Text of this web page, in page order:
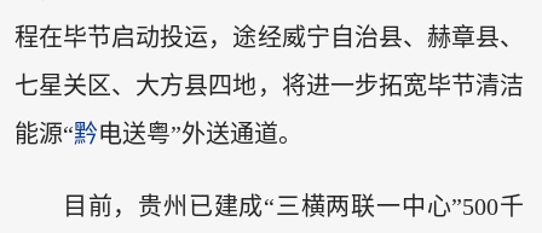
程在毕节启动投运，途经威宁自治县、赫章县、
七星关区、大方县四地，将进一步拓宽毕节清洁
能源“黔电送粤”外送通道。
目前，贵州已建成“三横两联一中心”500千